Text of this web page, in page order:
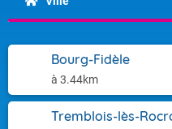
Bourg-Fidèle
à 3.44km
Tremblois-lès-